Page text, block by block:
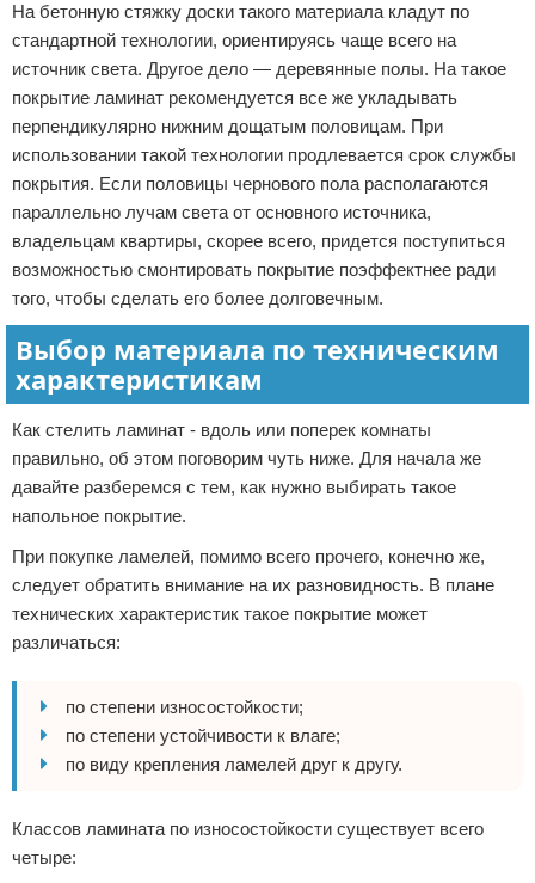
На бетонную стяжку доски такого материала кладут по
стандартной технологии, ориентируясь чаще всего на
источник света. Другое дело — деревянные полы. На такое
покрытие ламинат рекомендуется все же укладывать
перпендикулярно нижним дощатым половицам. При
использовании такой технологии продлевается срок службы
покрытия. Если половицы чернового пола располагаются
параллельно лучам света от основного источника,
владельцам квартиры, скорее всего, придется поступиться
возможностью смонтировать покрытие поэффектнее ради
того, чтобы сделать его более долговечным.
Выбор материала по техническим
характеристикам
Как стелить ламинат - вдоль или поперек комнаты
правильно, об этом поговорим чуть ниже. Для начала же
давайте разберемся с тем, как нужно выбирать такое
напольное покрытие.
При покупке ламелей, помимо всего прочего, конечно же,
следует обратить внимание на их разновидность. В плане
технических характеристик такое покрытие может
различаться:
по степени износостойкости;
по степени устойчивости к влаге;
по виду крепления ламелей друг к другу.
Классов ламината по износостойкости существует всего
четыре: